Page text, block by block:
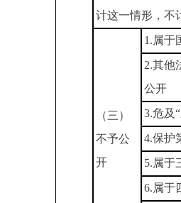
计这一情形，不
（三）
不予公
开
1.属于
2.其他
公开
3.危及
4.保护
5.属于
6.属于